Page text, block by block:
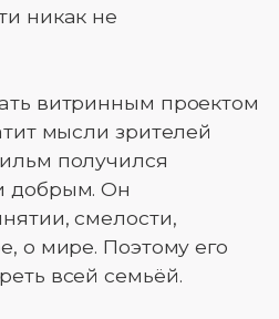
никак не
витринным проектом
мысли зрителей
получился
добрым. Он
смелости,
о мире. Поэтому его
всей семьёй.